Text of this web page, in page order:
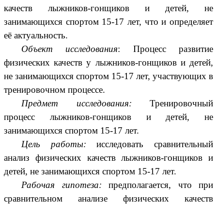
качеств лыжников-гонщиков и детей, не
занимающихся спортом 15-17 лет, что и определяет
её актуальность.
Объект исследования: Процесс развитие
физических качеств у лыжников-гонщиков и детей,
не занимающихся спортом 15-17 лет, участвующих в
тренировочном процессе.
Предмет исследования:
Тренировочный
процесс лыжников-гонщиков и детей, не
занимающихся спортом 15-17 лет.
Цель работы:
исследовать
сравнительный
анализ физических качеств лыжников-гонщиков и
детей, не занимающихся спортом 15-17 лет.
Рабочая гипотеза:
предполагается, что при
сравнительном анализе физических качеств